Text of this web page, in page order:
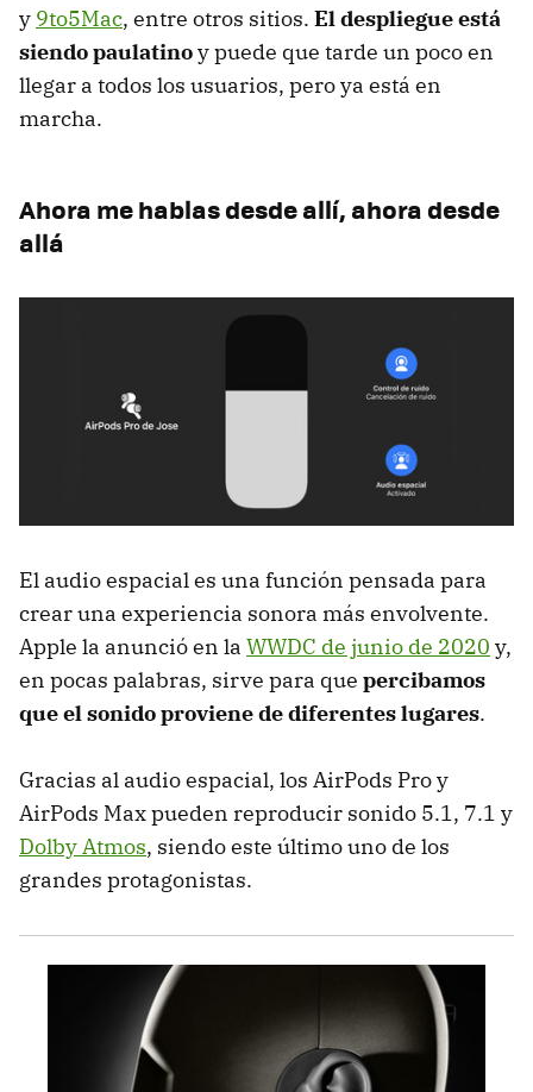
y 9to5Mac, entre otros sitios. El despliegue está
siendo paulatinoy puede que tarde un poco en
llegar a todos los usuarios, pero ya está en
marcha.
Ahora me hablas desde allí, ahora desde
allá
El audio espacial es una función pensada para
crear una experiencia sonora más envolvente.
Apple la anunció en la WWDC de junio de 2020 y,
en pocas palabras, sirve para que percibamos
que el sonido proviene de diferentes lugares.
Gracias al audio espacial, los AirPods Pro y
AirPods Max pueden reproducir sonido 5.1, 7.1 y
Dolby Atmos, siendo este último uno de los
grandes protagonistas.